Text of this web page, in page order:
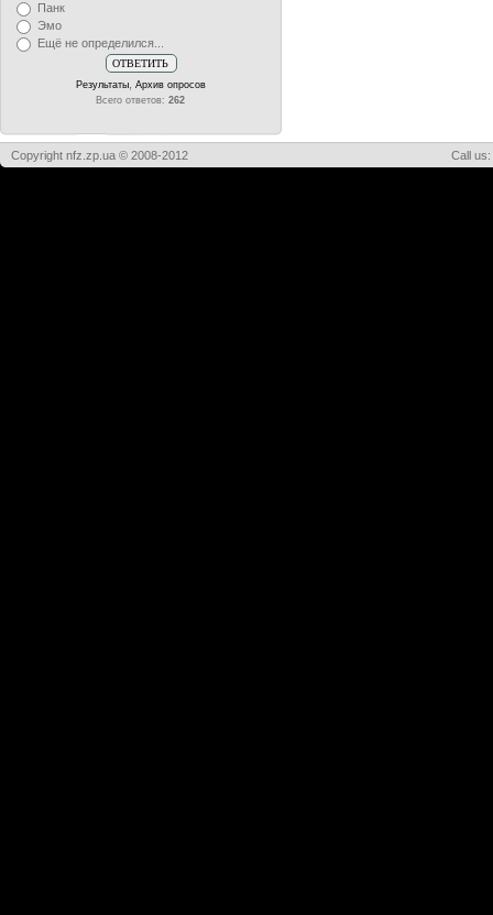
Панк
Эмо
Ещё не определился...
Результаты Архив опросов
Всего ответов:262
Copyright nfz.zp.ua © 2008-2012 Call us: